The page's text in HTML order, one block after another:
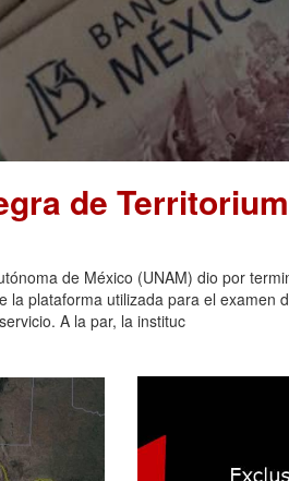
de
de México (UNAM) dio por
la plataforma utilizada para el examen
A la par, la instituc